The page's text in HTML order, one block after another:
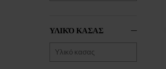
ΥΛΙΚΌ ΚΑΣΑΣ